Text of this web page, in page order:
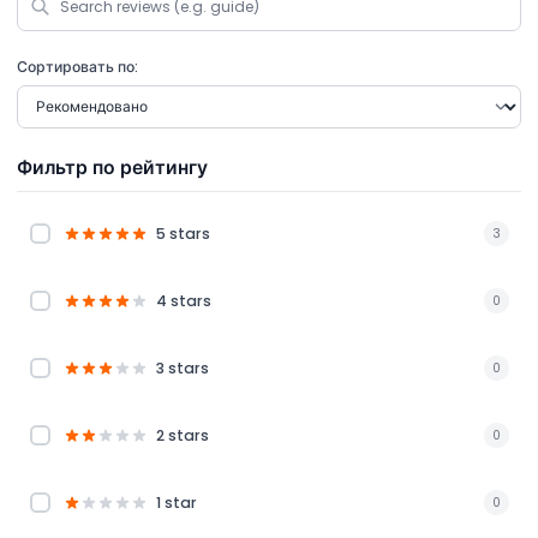
Сортировать по:
Фильтр по рейтингу
5 stars 3
4 stars 0
3 stars 0
2 stars 0
1 star 0